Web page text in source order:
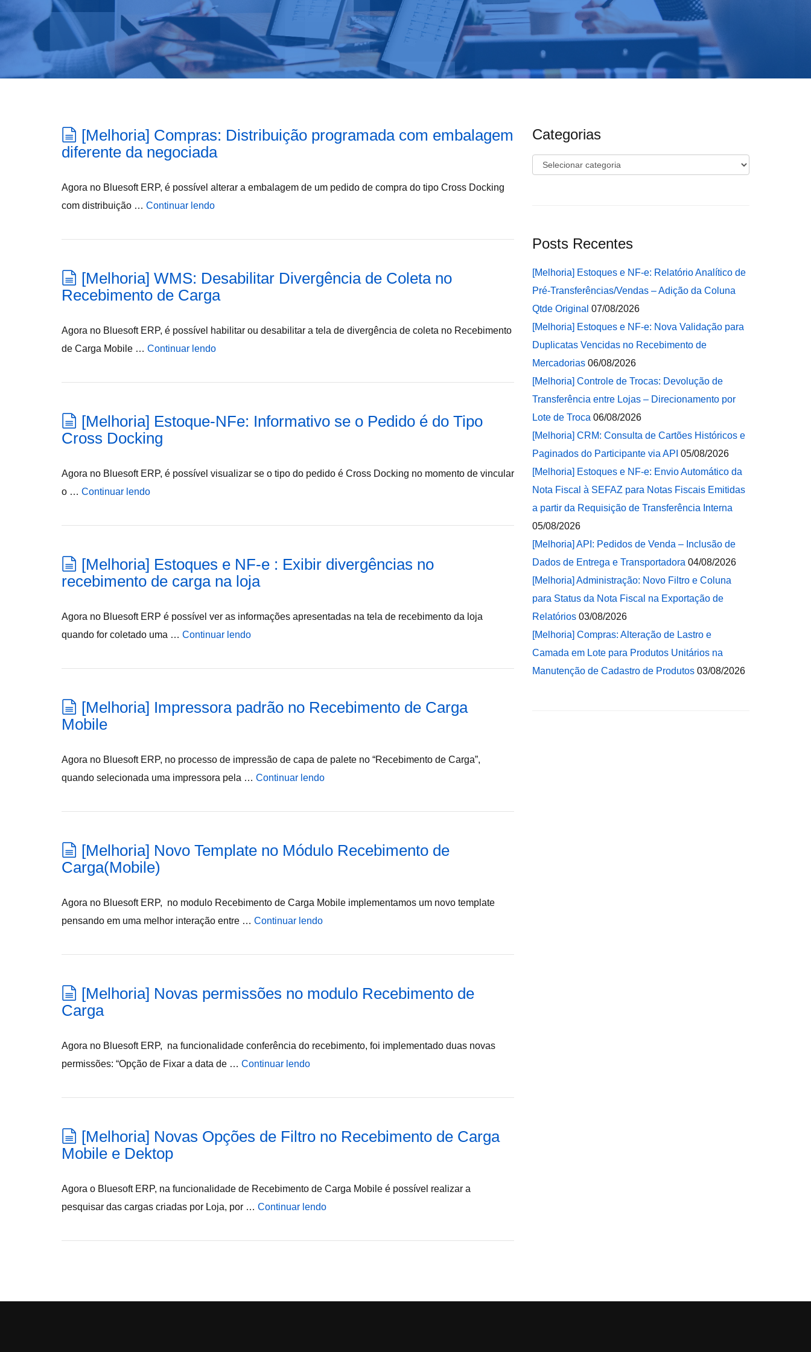
[Melhoria] Compras: Distribuição programada com embalagem
diferente da negociada
Agora no Bluesoft ERP, é possível alterar a embalagem de um pedido de compra do tipo Cross Docking
com distribuição … Continuar lendo
[Melhoria] WMS: Desabilitar Divergência de Coleta no
Recebimento de Carga
Agora no Bluesoft ERP, é possível habilitar ou desabilitar a tela de divergência de coleta no Recebimento
de Carga Mobile … Continuar lendo
[Melhoria] Estoque-NFe: Informativo se o Pedido é do Tipo
Cross Docking
Agora no Bluesoft ERP, é possível visualizar se o tipo do pedido é Cross Docking no momento de vincular
o … Continuar lendo
[Melhoria] Estoques e NF-e : Exibir divergências no
recebimento de carga na loja
Agora no Bluesoft ERP é possível ver as informações apresentadas na tela de recebimento da loja
quando for coletado uma … Continuar lendo
[Melhoria] Impressora padrão no Recebimento de Carga
Mobile
Agora no Bluesoft ERP, no processo de impressão de capa de palete no “Recebimento de Carga”,
quando selecionada uma impressora pela … Continuar lendo
[Melhoria] Novo Template no Módulo Recebimento de
Carga(Mobile)
Agora no Bluesoft ERP, no modulo Recebimento de Carga Mobile implementamos um novo template
pensando em uma melhor interação entre … Continuar lendo
[Melhoria] Novas permissões no modulo Recebimento de
Carga
Agora no Bluesoft ERP, na funcionalidade conferência do recebimento, foi implementado duas novas
permissões: “Opção de Fixar a data de … Continuar lendo
[Melhoria] Novas Opções de Filtro no Recebimento de Carga
Mobile e Dektop
Agora o Bluesoft ERP, na funcionalidade de Recebimento de Carga Mobile é possível realizar a
pesquisar das cargas criadas por Loja, por … Continuar lendo
Categorias
Categorias
Posts Recentes
[Melhoria] Estoques e NF-e: Relatório Analítico de
Pré-Transferências/Vendas – Adição da Coluna
Qtde Original 07/08/2026
[Melhoria] Estoques e NF-e: Nova Validação para
Duplicatas Vencidas no Recebimento de
Mercadorias 06/08/2026
[Melhoria] Controle de Trocas: Devolução de
Transferência entre Lojas – Direcionamento por
Lote de Troca 06/08/2026
[Melhoria] CRM: Consulta de Cartões Históricos e
Paginados do Participante via API 05/08/2026
[Melhoria] Estoques e NF-e: Envio Automático da
Nota Fiscal à SEFAZ para Notas Fiscais Emitidas
a partir da Requisição de Transferência Interna
05/08/2026
[Melhoria] API: Pedidos de Venda – Inclusão de
Dados de Entrega e Transportadora 04/08/2026
[Melhoria] Administração: Novo Filtro e Coluna
para Status da Nota Fiscal na Exportação de
Relatórios 03/08/2026
[Melhoria] Compras: Alteração de Lastro e
Camada em Lote para Produtos Unitários na
Manutenção de Cadastro de Produtos 03/08/2026